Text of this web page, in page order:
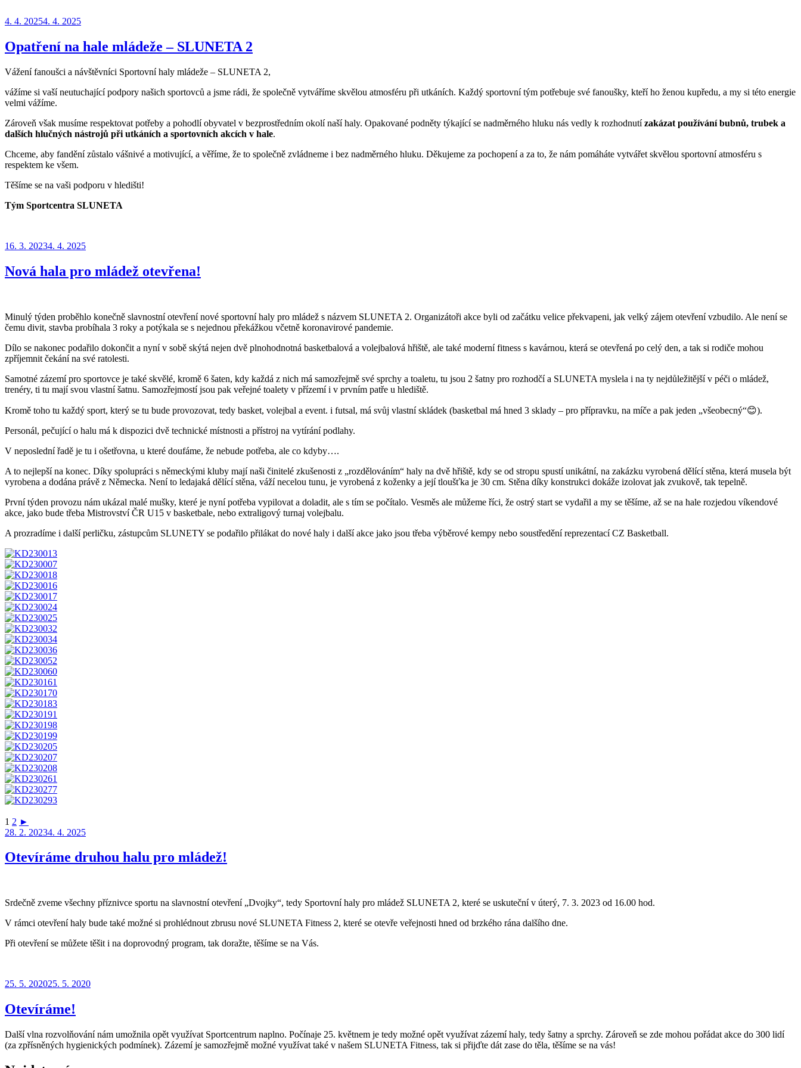
Publikováno
4. 4. 20254. 4. 2025
Opatření na hale mládeže – SLUNETA 2
Vážení fanoušci a návštěvníci Sportovní haly mládeže – SLUNETA 2,
vážíme si vaší neutuchající podpory našich sportovců a jsme rádi, že společně vytváříme skvělou atmosféru při utkáních. Každý sportovní tým potřebuje své fanoušky, kteří ho ženou kupředu, a my si této energie
velmi vážíme.
Zároveň však musíme respektovat potřeby a pohodlí obyvatel v bezprostředním okolí naší haly. Opakované podněty týkající se nadměrného hluku nás vedly k rozhodnutízakázat používání bubnů, trubek a
dalších hlučných nástrojů při utkáních a sportovních akcích v hale.
Chceme, aby fandění zůstalo vášnivé a motivující, a věříme, že to společně zvládneme i bez nadměrného hluku. Děkujeme za pochopení a za to, že nám pomáháte vytvářet skvělou sportovní atmosféru s
respektem ke všem.
Těšíme se na vaši podporu v hledišti!
Tým Sportcentra SLUNETA
Publikováno
16. 3. 20234. 4. 2025
Nová hala pro mládež otevřena!
Minulý týden proběhlo konečně slavnostní otevření nové sportovní haly pro mládež s názvem SLUNETA 2. Organizátoři akce byli od začátku velice překvapeni, jak velký zájem otevření vzbudilo. Ale není se
čemu divit, stavba probíhala 3 roky a potýkala se s nejednou překážkou včetně koronavirové pandemie.
Dílo se nakonec podařilo dokončit a nyní v sobě skýtá nejen dvě plnohodnotná basketbalová a volejbalová hřiště, ale také moderní fitness s kavárnou, která se otevřená po celý den, a tak si rodiče mohou
zpříjemnit čekání na své ratolesti.
Samotné zázemí pro sportovce je také skvělé, kromě 6 šaten, kdy každá z nich má samozřejmě své sprchy a toaletu, tu jsou 2 šatny pro rozhodčí a SLUNETA myslela i na ty nejdůležitější v péči o mládež,
trenéry, ti tu mají svou vlastní šatnu. Samozřejmostí jsou pak veřejné toalety v přízemí i v prvním patře u hlediště.
Kromě toho tu každý sport, který se tu bude provozovat, tedy basket, volejbal a event. i futsal, má svůj vlastní skládek (basketbal má hned 3 sklady – pro přípravku, na míče a pak jeden „všeobecný“😊).
Personál, pečující o halu má k dispozici dvě technické místnosti a přístroj na vytírání podlahy.
V neposlední řadě je tu i ošetřovna, u které doufáme, že nebude potřeba, ale co kdyby….
A to nejlepší na konec. Díky spolupráci s německými kluby mají naši činitelé zkušenosti z „rozdělováním“ haly na dvě hřiště, kdy se od stropu spustí unikátní, na zakázku vyrobená dělící stěna, která musela být
vyrobena a dodána právě z Německa. Není to ledajaká dělící stěna, váží necelou tunu, je vyrobená z koženky a její tloušťka je 30 cm. Stěna díky konstrukci dokáže izolovat jak zvukově, tak tepelně.
První týden provozu nám ukázal malé mušky, které je nyní potřeba vypilovat a doladit, ale s tím se počítalo. Vesměs ale můžeme říci, že ostrý start se vydařil a my se těšíme, až se na hale rozjedou víkendové
akce, jako bude třeba Mistrovství ČR U15 v basketbale, nebo extraligový turnaj volejbalu.
A prozradíme i další perličku, zástupcům SLUNETY se podařilo přilákat do nové haly i další akce jako jsou třeba výběrové kempy nebo soustředění reprezentací CZ Basketball.
1 2 ►
Publikováno
28. 2. 20234. 4. 2025
Otevíráme druhou halu pro mládež!
Srdečně zveme všechny příznivce sportu na slavnostní otevření „Dvojky“, tedy Sportovní haly pro mládež SLUNETA 2, které se uskuteční v úterý, 7. 3. 2023 od 16.00 hod.
V rámci otevření haly bude také možné si prohlédnout zbrusu nové SLUNETA Fitness 2, které se otevře veřejnosti hned od brzkého rána dalšího dne.
Při otevření se můžete těšit i na doprovodný program, tak doražte, těšíme se na Vás.
Publikováno
25. 5. 202025. 5. 2020
Otevíráme!
Další vlna rozvolňování nám umožnila opět využívat Sportcentrum naplno. Počínaje 25. květnem je tedy možné opět využívat zázemí haly, tedy šatny a sprchy. Zároveň se zde mohou pořádat akce do 300 lidí
(za zpřísněných hygienických podmínek). Zázemí je samozřejmě možné využívat také v našem SLUNETA Fitness, tak si přijďte dát zase do těla, těšíme se na vás!